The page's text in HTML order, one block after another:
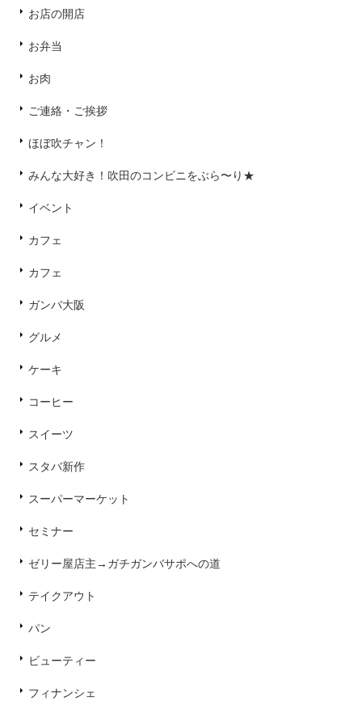
お店の開店
お弁当
お肉
ご連絡・ご挨拶
ほぼ吹チャン！
みんな大好き！吹田のコンビニをぶら〜り★
イベント
カフェ
カフェ
ガンバ大阪
グルメ
ケーキ
コーヒー
スイーツ
スタバ新作
スーパーマーケット
セミナー
ゼリー屋店主→ガチガンバサポへの道
テイクアウト
パン
ビューティー
フィナンシェ